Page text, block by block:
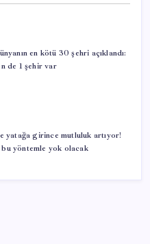
en kötü 30 şehri açıklandı:
de 1 şehir var
yatağa girince mutluluk artıyor!
yöntemle yok olacak